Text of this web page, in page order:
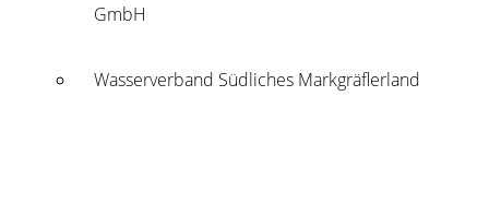
GmbH
Wasserverband Südliches Markgräflerland